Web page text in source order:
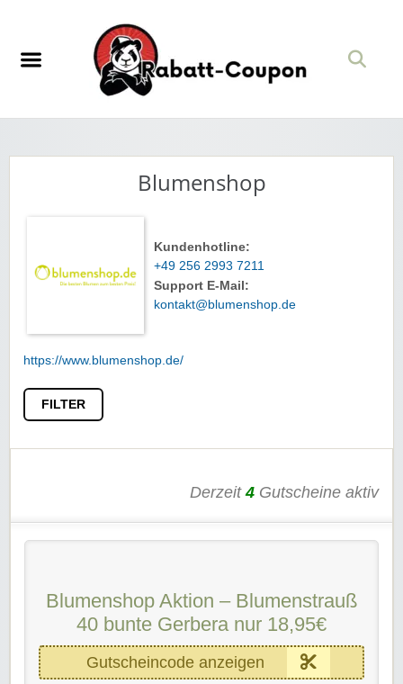
Blumenshop
Kundenhotline:
+49 256 2993 7211
Support E-Mail:
kontakt@blumenshop.de
https://www.blumenshop.de/
FILTER
Derzeit4 Gutscheine aktiv
Blumenshop Aktion – Blumenstrauß
40 bunte Gerbera nur 18,95€
Gutscheincode anzeigen